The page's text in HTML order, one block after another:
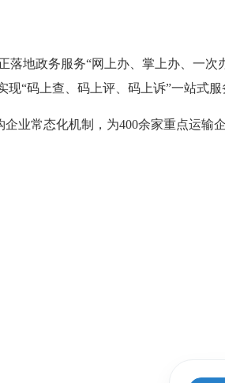
地政务服务“网上办、掌上办、一次
“码上查、码上评、码上诉”一站式服
常态化机制，为400余家重点运输